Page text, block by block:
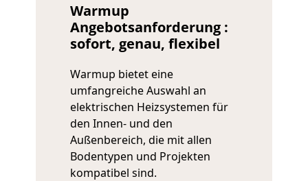
Warmup
Angebotsanforderung :
sofort, genau, flexibel
Warmup bietet eine
umfangreiche Auswahl an
elektrischen Heizsystemen für
den Innen- und den
Außenbereich, die mit allen
Bodentypen und Projekten
kompatibel sind.